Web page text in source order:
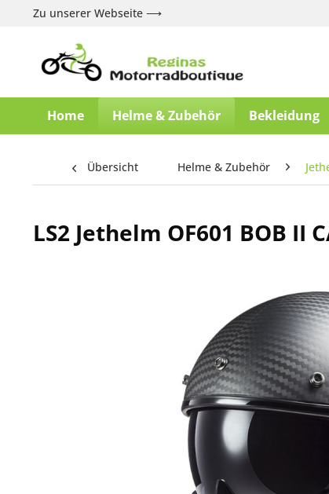
Zu unserer Webseite ⟶
Home Helme & Zubehör Bekleidung
Übersicht Helme & Zubehör
LS2 Jethelm OF601 BOB II